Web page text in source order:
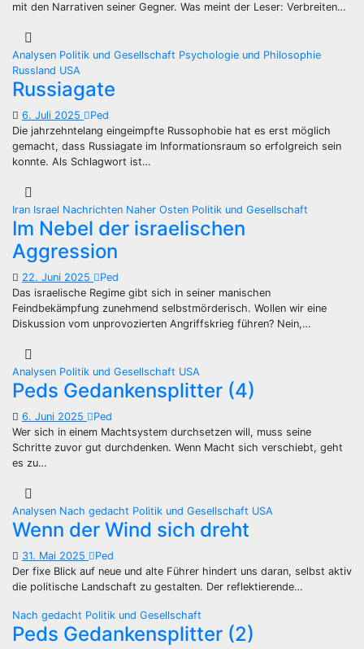
mit den Narrativen seiner Gegner. Was meint der Leser: Verbreiten…
Analysen Politik und Gesellschaft Psychologie und Philosophie
Russland USA
Russiagate
6. Juli 2025
Ped
Die jahrzehntelang eingeimpfte Russophobie hat es erst möglich
gemacht, dass Russiagate im Informationsraum so erfolgreich sein
konnte. Als Schlagwort ist…
Iran Israel Nachrichten Naher Osten Politik und Gesellschaft
Im Nebel der israelischen
Aggression
22. Juni 2025
Ped
Das israelische Regime gibt sich in seiner manischen
Feindbekämpfung zunehmend selbstmörderisch. Wollen wir eine
Diskussion vom unprovozierten Angriffskrieg führen? Nein,…
Analysen Politik und Gesellschaft USA
Peds Gedankensplitter (4)
6. Juni 2025
Ped
Wer sich in einem Machtsystem durchsetzen will, muss seine
Schritte zuvor gut durchdenken. Wenn Macht sich verschiebt, geht
es zu…
Analysen Nach gedacht Politik und Gesellschaft USA
Wenn der Wind sich dreht
31. Mai 2025
Ped
Der fixe Blick auf neue und alte Führer hindert uns daran, selbst aktiv
die politische Landschaft zu gestalten. Der reflektierende…
Nach gedacht Politik und Gesellschaft
Peds Gedankensplitter (2)